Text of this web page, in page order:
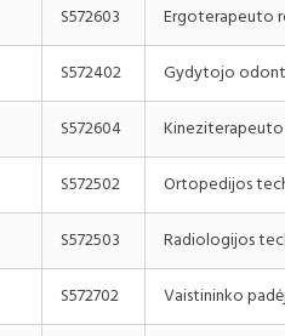
S572603 Ergoterapeuto
S572402 Gydytojo
S572604
S572502 Ortopedijos
S572503 Radiologijos
S572702 Vaistininko